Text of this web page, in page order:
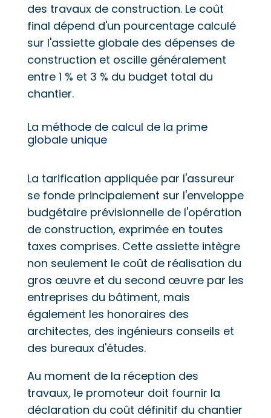
des travaux de construction. Le coût
final dépend d'un pourcentage calculé
sur l'assiette globale des dépenses de
construction et oscille généralement
entre 1 % et 3 % du budget total du
chantier.
La méthode de calcul de la prime
globale unique
La tarification appliquée par l'assureur
se fonde principalement sur l'enveloppe
budgétaire prévisionnelle de l'opération
de construction, exprimée en toutes
taxes comprises. Cette assiette intègre
non seulement le coût de réalisation du
gros œuvre et du second œuvre par les
entreprises du bâtiment, mais
également les honoraires des
architectes, des ingénieurs conseils et
des bureaux d'études.
Au moment de la réception des
travaux, le promoteur doit fournir la
déclaration du coût définitif du chantier